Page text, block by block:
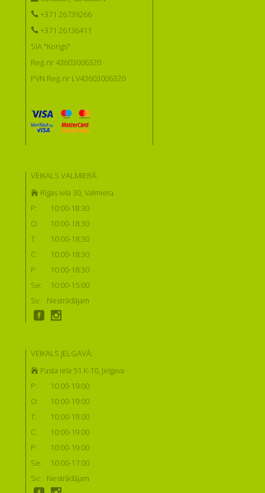
+371 26739266
+371 26136411
SIA "Kongs"
Reģ.nr 43603006320
PVN Reģ.nr LV43603006320
VEIKALS VALMIERĀ:
Rīgas iela 30, Valmiera
P:
10:00-18:30
O:
10:00-18:30
T:
10:00-18:30
C:
10:00-18:30
P:
10:00-18:30
Se:
10:00-15:00
Sv:
Nestrādājam
VEIKALS JELGAVĀ:
Pasta iela 51 K-10, Jelgava
P:
10:00-19:00
O:
10:00-19:00
T:
10:00-19:00
C:
10:00-19:00
P:
10:00-19:00
Se:
10:00-17:00
Sv:
Nestrādājam